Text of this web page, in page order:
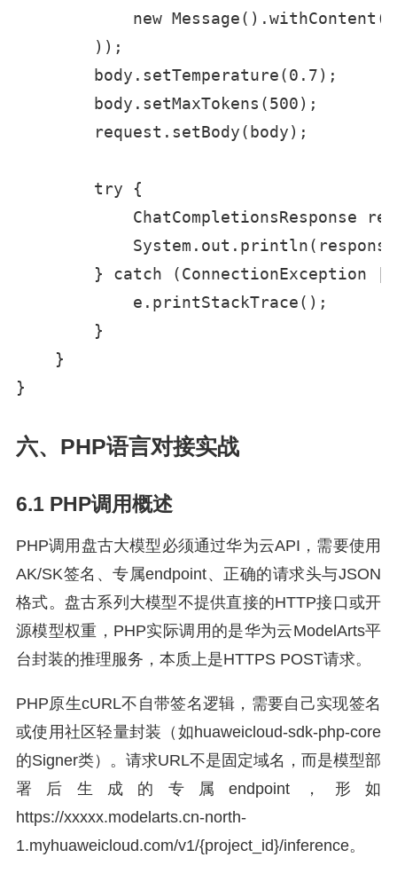
new Message().withContent("
        ));
        body.setTemperature(0.7);
        body.setMaxTokens(500);
        request.setBody(body);
        try {
ChatCompletionsResponse
} catch (ConnectionException
            e.printStackTrace();
        }
    }
}
六、PHP语言对接实战
6.1 PHP调用概述
PHP调用盘古大模型必须通过华为云API，需要使用
AK/SK签名、专属endpoint、正确的请求头与JSON
格式。盘古系列大模型不提供直接的HTTP接口或开
源模型权重，PHP实际调用的是华为云ModelArts平
台封装的推理服务，本质上是HTTPS POST请求。
PHP原生cURL不自带签名逻辑，需要自己实现签名
或使用社区轻量封装（如huaweicloud-sdk-php-core
的Signer类）。请求URL不是固定域名，而是模型部
署后生成的专属endpoint，形如
https://xxxxx.modelarts.cn-north-
1.myhuaweicloud.com/v1/{project_id}/inference。